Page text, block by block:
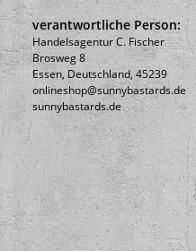
verantwortliche Person:
Handelsagentur C. Fischer
Brosweg 8
Essen, Deutschland, 45239
onlineshop@sunnybastards.de
sunnybastards.de